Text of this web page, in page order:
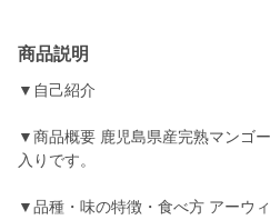
商品説明
▼自己紹介
▼商品概要 鹿児島県産完熟マンゴ
入りです。
▼品種・味の特徴・食べ方 アーウ